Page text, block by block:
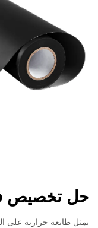
حل تخصيص
يمثل طابعة حرارية على